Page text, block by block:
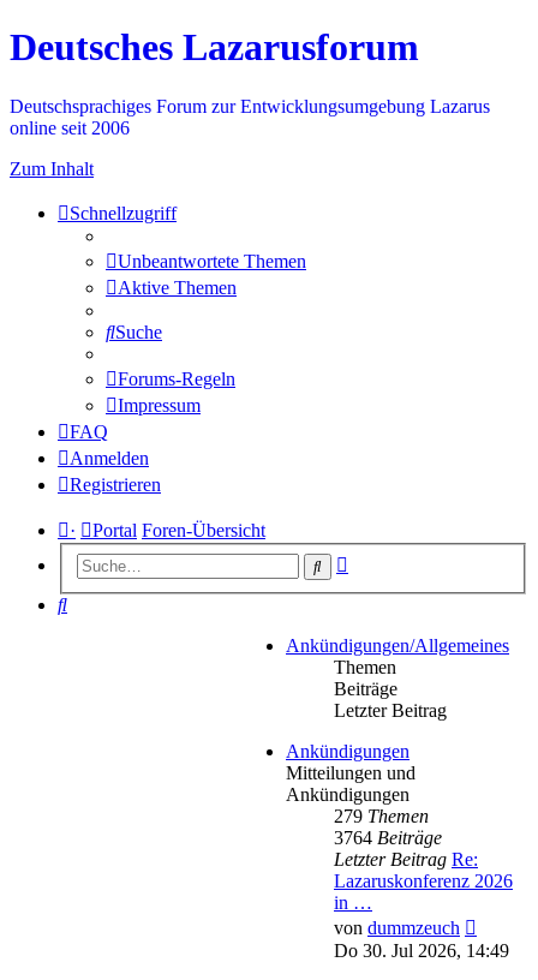
Deutsches Lazarusforum
Deutschsprachiges Forum zur Entwicklungsumgebung Lazarus
online seit 2006
Zum Inhalt
Schnellzugriff
Unbeantwortete Themen
Aktive Themen
Suche
Forums-Regeln
Impressum
FAQ
Anmelden
Registrieren
· Portal Foren-Übersicht
Suche
Suche
Ankündigungen/Allgemeines
Themen
Beiträge
Letzter Beitrag
Ankündigungen
Mitteilungen und
Ankündigungen
279 Themen
3764 Beiträge
Letzter Beitrag Re:
Lazaruskonferenz 2026
in …
von dummzeuch
Beitrag
Do 30. Jul 2026, 14:49